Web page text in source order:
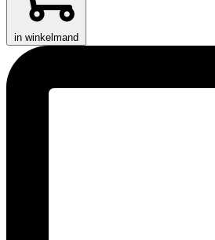
in winkelmand